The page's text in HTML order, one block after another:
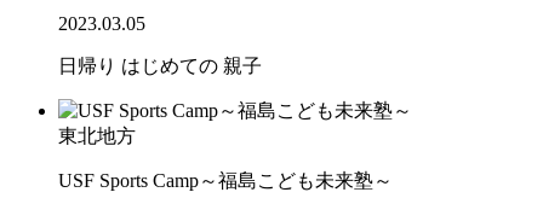
2023.03.05
日帰り はじめての 親子
東北地方
USF Sports Camp～福島こども未来塾～